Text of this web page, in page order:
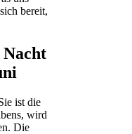
bereit,
ist die
wird
Die